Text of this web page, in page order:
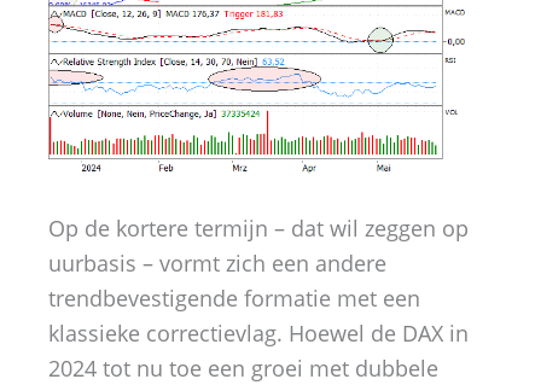
Op de kortere termijn – dat wil zeggen op
uurbasis – vormt zich een andere
trendbevestigende formatie met een
klassieke correctievlag. Hoewel de DAX in
2024 tot nu toe een groei met dubbele